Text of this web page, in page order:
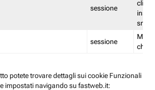
sessione
sessione
potete trovare dettagli sui cookie Funzionali
impostati navigando su fastweb.it: